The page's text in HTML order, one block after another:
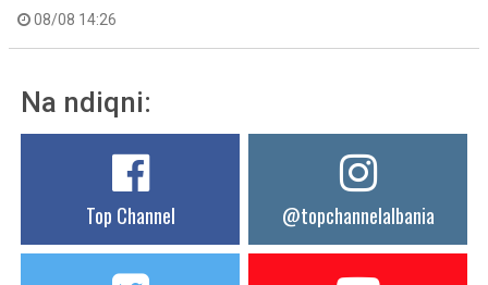
08/08 14:26
Na ndiqni:
Top Channel @topchannelalbania